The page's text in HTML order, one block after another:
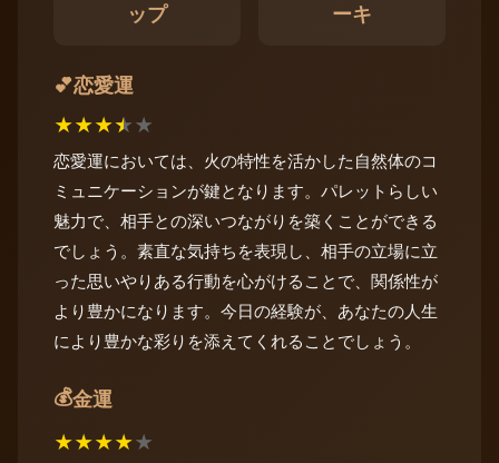
ップ
ーキ
💕恋愛運
★★★★★
恋愛運においては、火の特性を活かした自然体のコ
ミュニケーションが鍵となります。パレットらしい
魅力で、相手との深いつながりを築くことができる
でしょう。素直な気持ちを表現し、相手の立場に立
った思いやりある行動を心がけることで、関係性が
より豊かになります。今日の経験が、あなたの人生
により豊かな彩りを添えてくれることでしょう。
💰金運
★★★★★